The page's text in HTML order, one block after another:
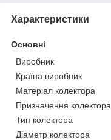
Характеристики
Основні
Виробник
Країна виробник
Матеріал колектора
Призначення колектора
Тип колектора
Діаметр колектора